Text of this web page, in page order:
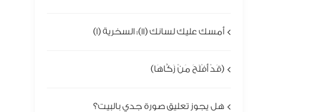
أمسك عليك لسانك (11): السخرية (1)
(قَدْ أَفْلَحَ مَنْ زَكَّاهَا)
هل يجوز تعليق صورة جدي بالبيت؟